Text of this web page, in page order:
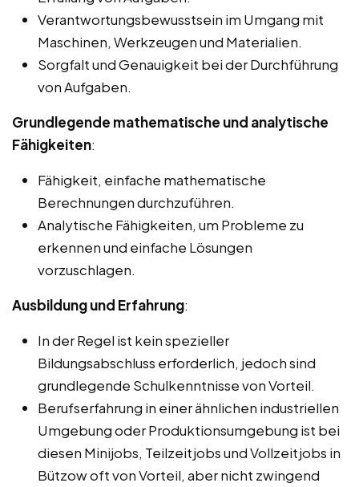
Verantwortungsbewusstsein im Umgang mit
Maschinen, Werkzeugen und Materialien.
Sorgfalt und Genauigkeit bei der Durchführung
von Aufgaben.
Grundlegende mathematische und analytische
Fähigkeiten:
Fähigkeit, einfache mathematische
Berechnungen durchzuführen.
Analytische Fähigkeiten, um Probleme zu
erkennen und einfache Lösungen
vorzuschlagen.
Ausbildung und Erfahrung:
In der Regel ist kein spezieller
Bildungsabschluss erforderlich, jedoch sind
grundlegende Schulkenntnisse von Vorteil.
Berufserfahrung in einer ähnlichen industriellen
Umgebung oder Produktionsumgebung ist bei
diesen Minijobs, Teilzeitjobs und Vollzeitjobs in
Bützow oft von Vorteil, aber nicht zwingend